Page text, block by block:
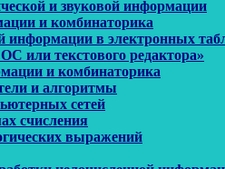
и звуковой информации
и комбинаторика
информации в электронных
или текстового редактора»
и комбинаторика
и алгоритмы
сетей
счисления
выражений